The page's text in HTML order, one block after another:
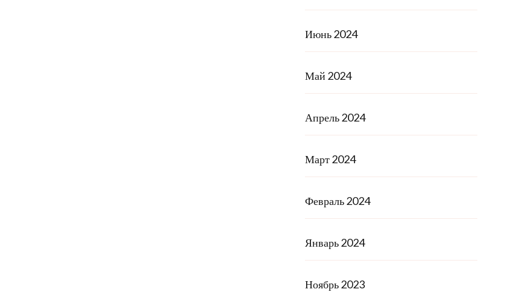
Июнь 2024
Май 2024
Апрель 2024
Март 2024
Февраль 2024
Январь 2024
Ноябрь 2023